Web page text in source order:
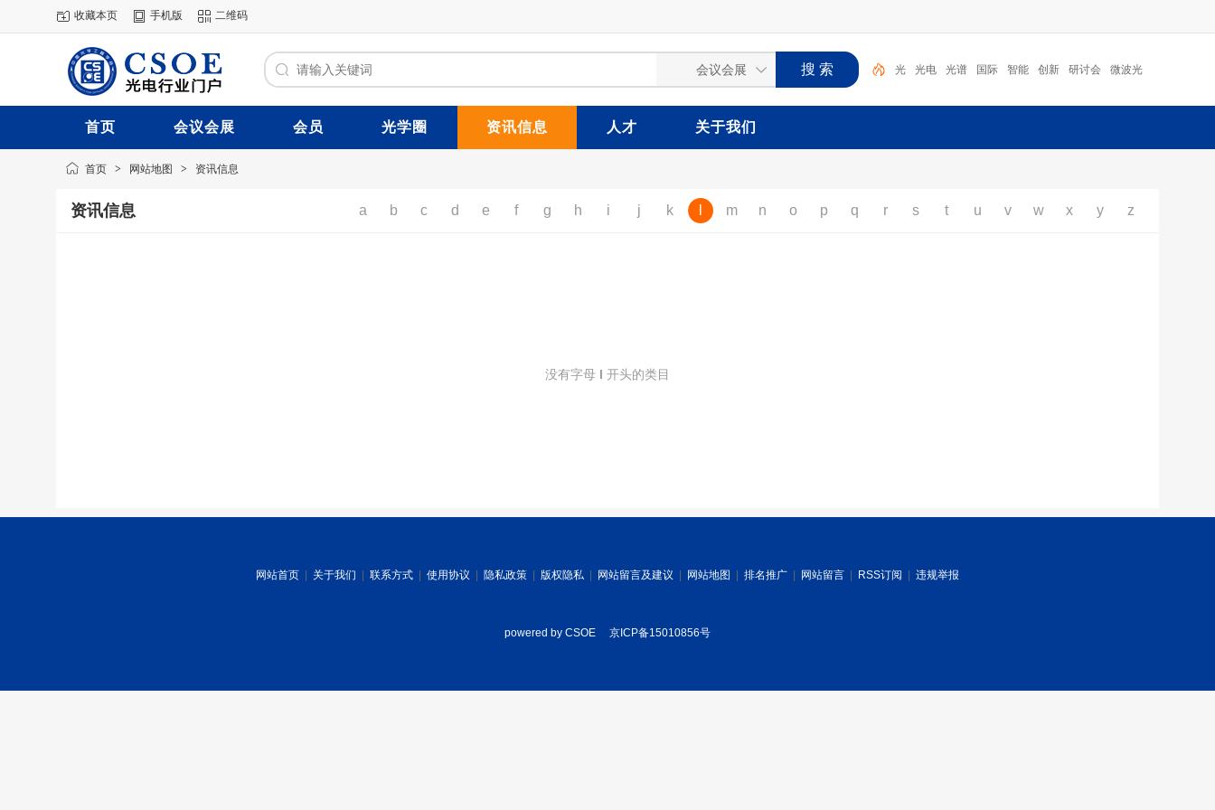
收藏本页 手机版 二维码
光 光电 光谱 国际 智能 创新 研讨会 微波光
子 海 光学
首页 会议会展 会员 光学圈 资讯信息 人才 关于我们
首页 > 网站地图 > 资讯信息
a b c d e f g h i j k m n o p q r s t u v w x y z
资讯信息
没有字母 l 开头的类目
网站首页 关于我们 联系方式 使用协议 隐私政策 版权隐私 网站留言及建议 网站地图 排名推广 网站留言 RSS订阅 违规举报
powered by CSOE 京ICP备15010856号